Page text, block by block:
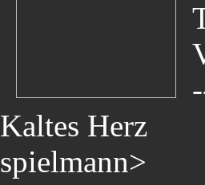
Kaltes Herz
spielmann>